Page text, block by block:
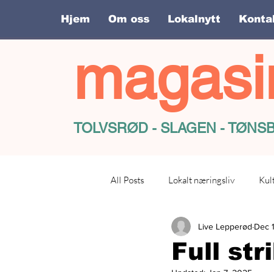
Hjem Om oss Lokalnytt
TOLVSRØD - SLAGEN -
All Posts Lokalt næringsliv
Full
Live Lepperød Dec